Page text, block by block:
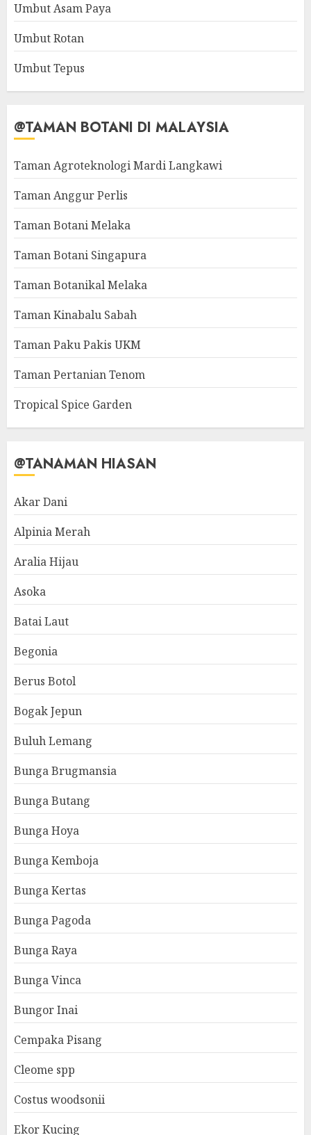
Umbut Asam Paya
Umbut Rotan
Umbut Tepus
@TAMAN BOTANI DI MALAYSIA
Taman Agroteknologi Mardi Langkawi
Taman Anggur Perlis
Taman Botani Melaka
Taman Botani Singapura
Taman Botanikal Melaka
Taman Kinabalu Sabah
Taman Paku Pakis UKM
Taman Pertanian Tenom
Tropical Spice Garden
@TANAMAN HIASAN
Akar Dani
Alpinia Merah
Aralia Hijau
Asoka
Batai Laut
Begonia
Berus Botol
Bogak Jepun
Buluh Lemang
Bunga Brugmansia
Bunga Butang
Bunga Hoya
Bunga Kemboja
Bunga Kertas
Bunga Pagoda
Bunga Raya
Bunga Vinca
Bungor Inai
Cempaka Pisang
Cleome spp
Costus woodsonii
Ekor Kucing